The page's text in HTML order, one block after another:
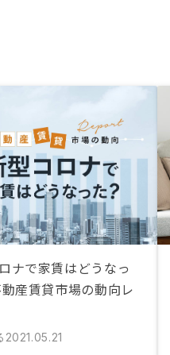
ナで家賃はどうなっ
産賃貸市場の動向レ
2021.05.21